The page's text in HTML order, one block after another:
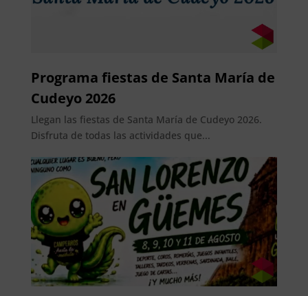
Programa fiestas de Santa María de
Cudeyo 2026
Llegan las fiestas de Santa María de Cudeyo 2026.
Disfruta de todas las actividades que...